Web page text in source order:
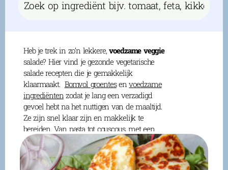
Heb je trek in zo’n lekkere,voedzame veggie
salade? Hier vind je gezonde vegetarische
salade recepten die je gemakkelijk
klaarmaakt. Bomvol groentesenvoedzame
ingrediëntenzodat je lang een verzadigd
gevoel hebt na het nuttigen van de maaltijd.
Ze zijn snel klaar zijn en makkelijk te
bereiden. Van pasta tot couscous, met een
lekkere pesto-twist of juist bomvol linzen of
boerenkool.